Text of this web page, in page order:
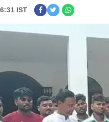
IST